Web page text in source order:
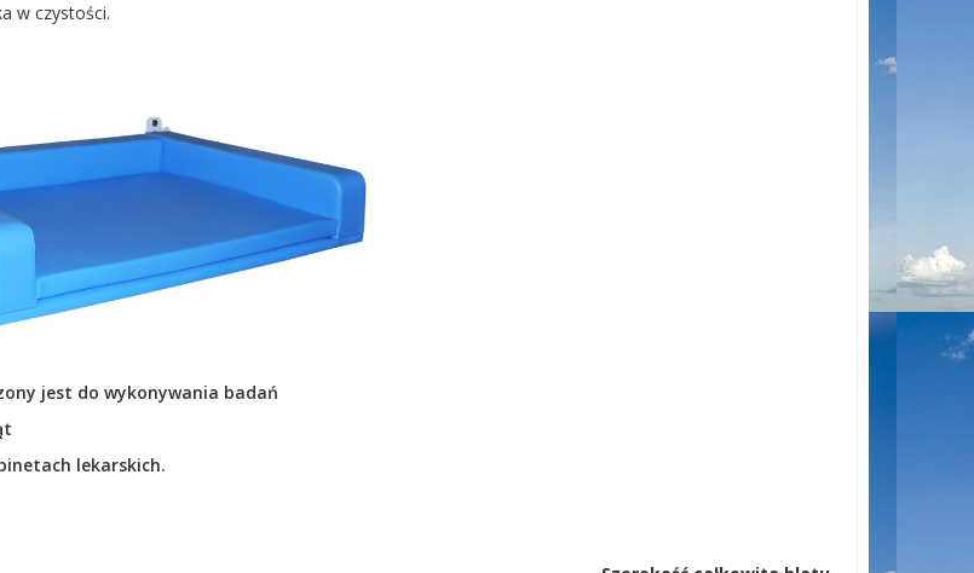
w czystości.
jest do wykonywania badań
lekarskich.